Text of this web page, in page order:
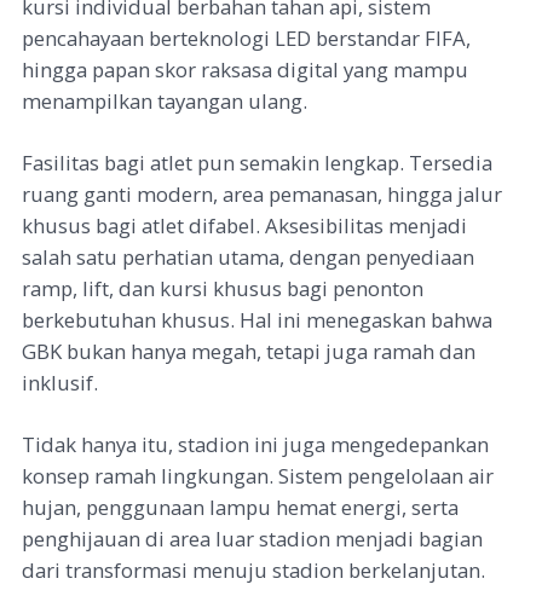
kursi individual berbahan tahan api, sistem
pencahayaan berteknologi LED berstandar FIFA,
hingga papan skor raksasa digital yang mampu
menampilkan tayangan ulang.
Fasilitas bagi atlet pun semakin lengkap. Tersedia
ruang ganti modern, area pemanasan, hingga jalur
khusus bagi atlet difabel. Aksesibilitas menjadi
salah satu perhatian utama, dengan penyediaan
ramp, lift, dan kursi khusus bagi penonton
berkebutuhan khusus. Hal ini menegaskan bahwa
GBK bukan hanya megah, tetapi juga ramah dan
inklusif.
Tidak hanya itu, stadion ini juga mengedepankan
konsep ramah lingkungan. Sistem pengelolaan air
hujan, penggunaan lampu hemat energi, serta
penghijauan di area luar stadion menjadi bagian
dari transformasi menuju stadion berkelanjutan.